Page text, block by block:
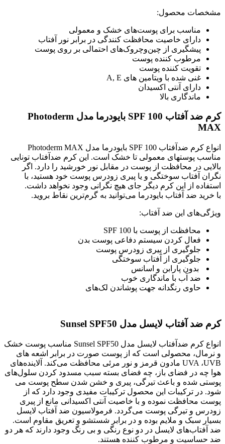
مشخصات محصول:
مناسب برای پوست‌های خشک و معمولی
دارای خاصیت محافظت کنندگی در برابر نور آفتاب
پیشگیری از چین‌وچروک‌های احتمالی بر روی پوست
مرطوب کننده پوست
تقویت کننده پوست
غنی شده با ویتامین های A, E
دارای آنتی اکسیدان
ماندگاری بالا
کرم ضد آفتاب SPF 100 بایودرما مدل Photoderm
MAX
انواع کرم ضدآفتاب SPF 100 بایودرما مدل Photoderm MAX
مناسب پوستهای معمولی تا خشک است. این کرم ضدآفتاب تونایی
بالایی در محافظت از پوست در مقابل نور خورشید را دارد. اگر
نگران آفتاب سوختگی و یا پیری زودرس پوست خود هستید، با
استفاده از این کرم دیگر جای هیچ نگرانی وجود نخواهد داشت.
با خرید ضد آفتاب بایودرما می‌توانید به گرم‌ترین نقاط بروید.
ویژگی‌های این ضد آفتاب:
محافظت از پوست با SPF 100
فعال کردن سیستم دفاعی پوست بدن
جلوگیری از پیری زودرس پوست
جلوگیری از آفتاب سوختگی
بدون پارابن و اسانس
ضد آب با ماندگاری خوب
حاوی رنگدانه جهت پوشاندن لک‌های
کرم ضد آفتاب لایسل مدل Sunsel SPF50
انواع کرم ضدآفتاب لایسل مدل Sunsel SPF50 مناسب پوست خشک
و نرمال، محصولی است که از پوست صورت در برابر اشعه های
UVA ،UVB مادون قرمز و نور مرئی محافظت می‌کند. آلاینده‌های
هوا چه در فضای باز، چه فضای بسته سبب مسدود کردن سلول‌های
پوستی شده و باعث تیرگی، پیری و خشن شدن سطح پوست می
شود. در ترکیبات این محصول ترکیبات مفیدی وجود دارد که از
پوست محافظت نموده و با خاصیت آنتی اکسیدانی مانع از پیری
زودرس و تیرگی پوست می‌گردد. فرمولاسیون ضد آفتاب لایسل
بسیار سبک و ملایم بوده و در برابر شستشو و تعریق مقاوم است.
ضد آفتاب‌های لایسل در دو نوع رنگی و بی رنگ وجود دارند که هر دو
ضد حساسیت و مرطوب کننده هستند.